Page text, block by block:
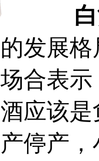
白
展格
合表
应该
停产